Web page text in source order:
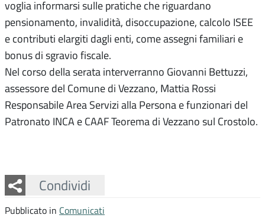
voglia informarsi sulle pratiche che riguardano
pensionamento, invalidità, disoccupazione, calcolo ISEE
e contributi elargiti dagli enti, come assegni familiari e
bonus di sgravio fiscale.
Nel corso della serata interverranno Giovanni Bettuzzi,
assessore del Comune di Vezzano, Mattia Rossi
Responsabile Area Servizi alla Persona e funzionari del
Patronato INCA e CAAF Teorema di Vezzano sul Crostolo.
Condividi
Facebook
Twitter
Whatsapp
Pubblicato in Comunicati